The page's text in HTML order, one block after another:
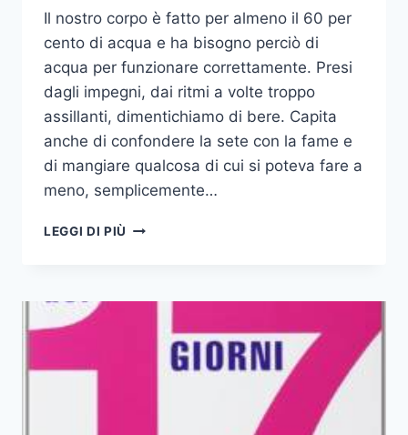
Il nostro corpo è fatto per almeno il 60 per
cento di acqua e ha bisogno perciò di
acqua per funzionare correttamente. Presi
dagli impegni, dai ritmi a volte troppo
assillanti, dimentichiamo di bere. Capita
anche di confondere la sete con la fame e
di mangiare qualcosa di cui si poteva fare a
meno, semplicemente…
LEGGI DI PIÙ
BERE